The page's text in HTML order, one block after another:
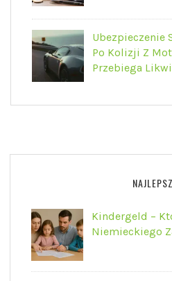
Ubezpieczenie
Po Kolizji Z
Przebiega
Kindergeld –
Niemieckiego